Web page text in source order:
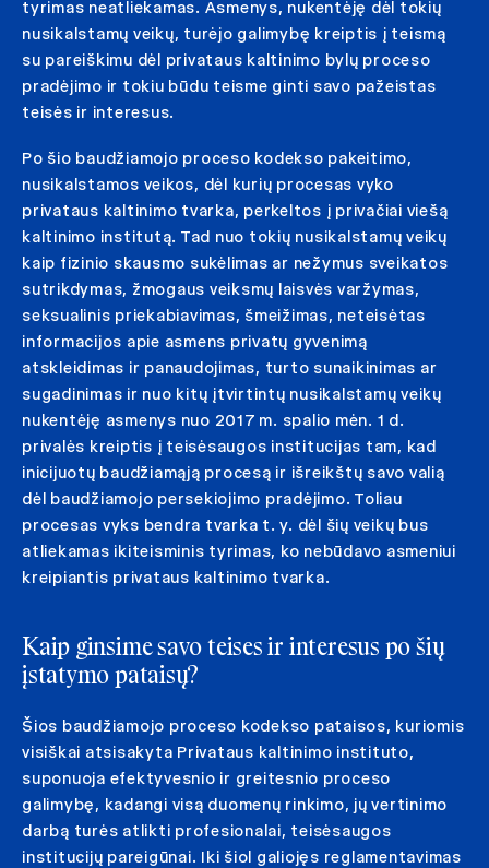
tyrimas neatliekamas. Asmenys, nukentėję dėl tokių
nusikalstamų veikų, turėjo galimybę kreiptis į teismą
su pareiškimu dėl privataus kaltinimo bylų proceso
pradėjimo ir tokiu būdu teisme ginti savo pažeistas
teisės ir interesus.
Po šio baudžiamojo proceso kodekso pakeitimo,
nusikalstamos veikos, dėl kurių procesas vyko
privataus kaltinimo tvarka, perkeltos į privačiai viešą
kaltinimo institutą. Tad nuo tokių nusikalstamų veikų
kaip fizinio skausmo sukėlimas ar nežymus sveikatos
sutrikdymas, žmogaus veiksmų laisvės varžymas,
seksualinis priekabiavimas, šmeižimas, neteisėtas
informacijos apie asmens privatų gyvenimą
atskleidimas ir panaudojimas, turto sunaikinimas ar
sugadinimas ir nuo kitų įtvirtintų nusikalstamų veikų
nukentėję asmenys nuo 2017 m. spalio mėn. 1 d.
privalės kreiptis į teisėsaugos institucijas tam, kad
inicijuotų baudžiamąją procesą ir išreikštų savo valią
dėl baudžiamojo persekiojimo pradėjimo. Toliau
procesas vyks bendra tvarka t. y. dėl šių veikų bus
atliekamas ikiteisminis tyrimas, ko nebūdavo asmeniui
kreipiantis privataus kaltinimo tvarka.
Kaip ginsime savo teises ir interesus po šių
įstatymo pataisų?
Šios baudžiamojo proceso kodekso pataisos, kuriomis
visiškai atsisakyta Privataus kaltinimo instituto,
suponuoja efektyvesnio ir greitesnio proceso
galimybę, kadangi visą duomenų rinkimo, jų vertinimo
darbą turės atlikti profesionalai, teisėsaugos
institucijų pareigūnai. Iki šiol galiojęs reglamentavimas